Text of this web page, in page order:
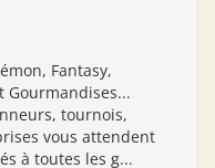
Fantasy,
Gourmandises...
tournois,
vous attendent
à toutes les g...